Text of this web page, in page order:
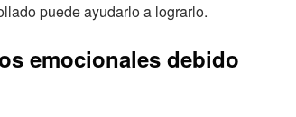
puede ayudarlo a lograrlo.
emocionales debido